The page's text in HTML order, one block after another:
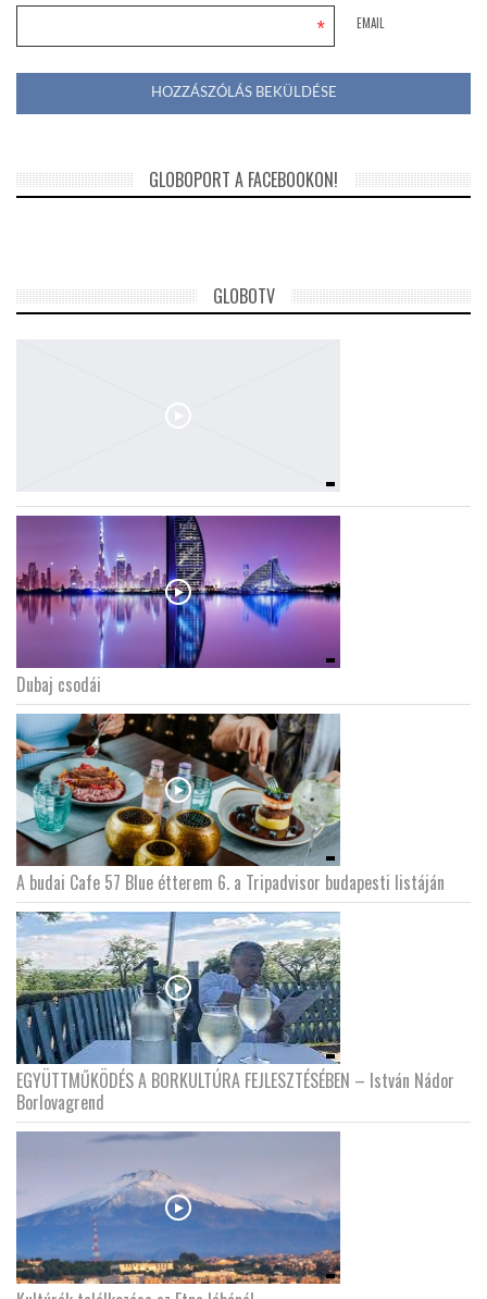
EMAIL
*
GLOBOPORT A FACEBOOKON!
GLOBOTV
Dubaj csodái
A budai Cafe 57 Blue étterem 6. a Tripadvisor budapesti listáján
EGYÜTTMŰKÖDÉS A BORKULTÚRA FEJLESZTÉSÉBEN – István Nádor
Borlovagrend